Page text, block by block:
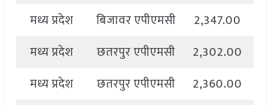
मध्य प्रदेश बिजावर एपीएमसी 2,347.00
मध्य प्रदेश
छतरपुर एपीएमसी 2,302.00
मध्य प्रदेश
छतरपुर एपीएमसी 2,360.00